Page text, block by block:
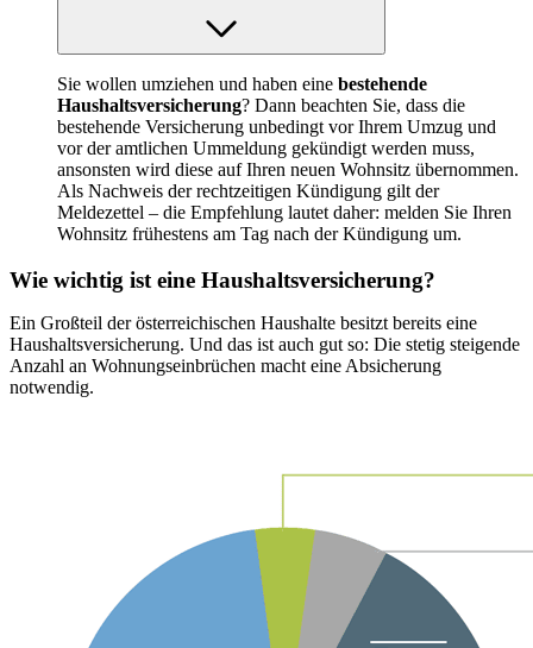
Sie wollen umziehen und haben eine bestehende
Haushaltsversicherung? Dann beachten Sie, dass die
bestehende Versicherung unbedingt vor Ihrem Umzug und
vor der amtlichen Ummeldung gekündigt werden muss,
ansonsten wird diese auf Ihren neuen Wohnsitz übernommen.
Als Nachweis der rechtzeitigen Kündigung gilt der
Meldezettel – die Empfehlung lautet daher: melden Sie Ihren
Wohnsitz frühestens am Tag nach der Kündigung um.
Wie wichtig ist eine Haushaltsversicherung?
Ein Großteil der österreichischen Haushalte besitzt bereits eine
Haushaltsversicherung. Und das ist auch gut so: Die stetig steigende
Anzahl an Wohnungseinbrüchen macht eine Absicherung
notwendig.